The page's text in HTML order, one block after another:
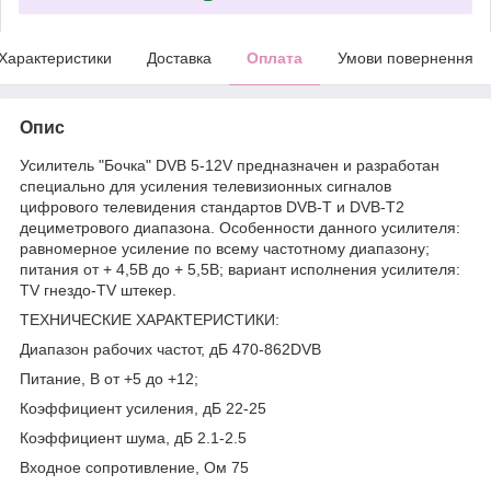
Доставка Оплата Умови повернення
Опис
Усилитель "Бочка" DVB 5-12V предназначен и разработан
специально для усиления телевизионных сигналов
цифрового телевидения стандартов DVB-T и DVB-T2
дециметрового диапазона. Особенности данного усилителя:
равномерное усиление по всему частотному диапазону;
питания от + 4,5В до + 5,5В; вариант исполнения усилителя:
TV гнездо-TV штекер.
ТЕХНИЧЕСКИЕ ХАРАКТЕРИСТИКИ:
Диапазон рабочих частот, дБ 470-862DVB
Питание, В от +5 до +12;
Коэффициент усиления, дБ 22-25
Коэффициент шума, дБ 2.1-2.5
Входное сопротивление, Ом 75